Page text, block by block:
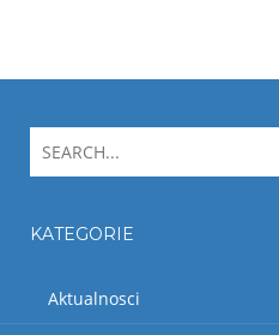
KATEGORIE
Aktualnosci